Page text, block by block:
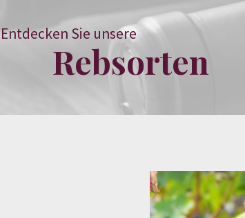
Entdecken Sie unsere
Rebsorten